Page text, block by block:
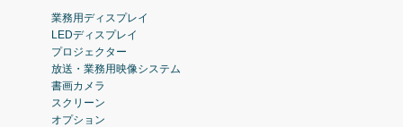
業務用ディスプレイ
LEDディスプレイ
プロジェクター
放送・業務用映像システム
書画カメラ
スクリーン
オプション